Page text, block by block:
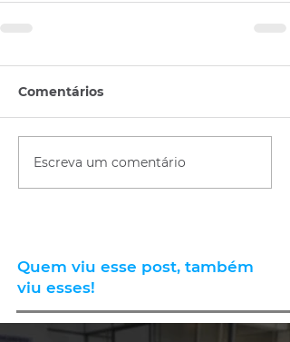
Comentários
Escreva um comentário
Quem viu esse post, também
viu esses!